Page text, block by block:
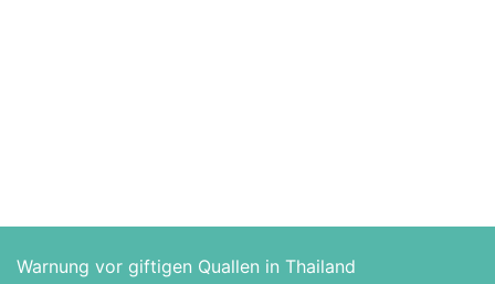
Warnung vor giftigen Quallen in Thailand